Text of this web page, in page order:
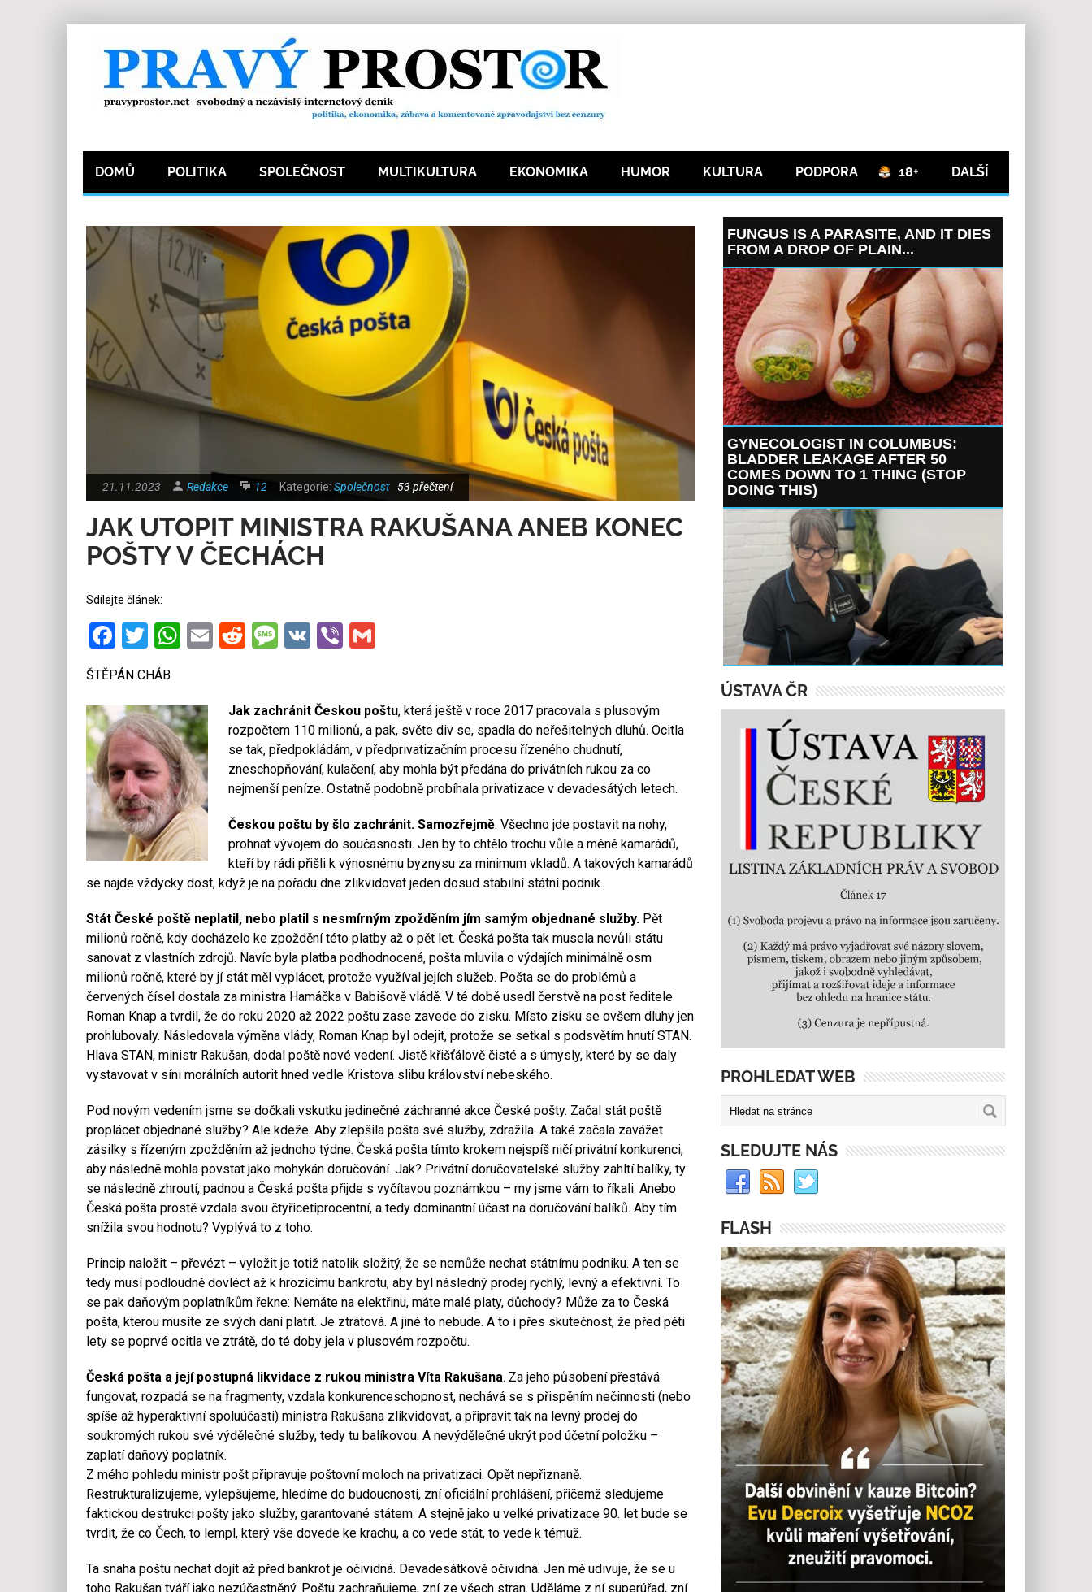
DOMŮ POLITIKA SPOLEČNOST MULTIKULTURA EKONOMIKA HUMOR KULTURA PODPORA 18+ DALŠÍ
21.11.2023 Redakce 12 Kategorie: Společnost 53 přečtení
JAK UTOPIT MINISTRA RAKUŠANA ANEB KONEC
POŠTY V ČECHÁCH
Sdílejte článek:
Facebook
Twitter
WhatsApp
EmailRedditMessage
VKViberGmail
ŠTĚPÁN CHÁB
Jak zachránit Českou poštu, která ještě v roce 2017 pracovala s plusovým
rozpočtem 110 milionů, a pak, světe div se, spadla do neřešitelných dluhů. Ocitla
se tak, předpokládám, v předprivatizačním procesu řízeného chudnutí,
zneschopňování, kulačení, aby mohla být předána do privátních rukou za co
nejmenší peníze. Ostatně podobně probíhala privatizace v devadesátých letech.
Českou poštu by šlo zachránit. Samozřejmě. Všechno jde postavit na nohy,
prohnat vývojem do současnosti. Jen by to chtělo trochu vůle a méně kamarádů,
kteří by rádi přišli k výnosnému byznysu za minimum vkladů. A takových kamarádů
se najde vždycky dost, když je na pořadu dne zlikvidovat jeden dosud stabilní státní podnik.
Stát České poště neplatil, nebo platil s nesmírným zpožděním jím samým objednané služby. Pět
milionů ročně, kdy docházelo ke zpoždění této platby až o pět let. Česká pošta tak musela nevůli státu
sanovat z vlastních zdrojů. Navíc byla platba podhodnocená, pošta mluvila o výdajích minimálně osm
milionů ročně, které by jí stát měl vyplácet, protože využíval jejích služeb. Pošta se do problémů a
červených čísel dostala za ministra Hamáčka v Babišově vládě. V té době usedl čerstvě na post ředitele
Roman Knap a tvrdil, že do roku 2020 až 2022 poštu zase zavede do zisku. Místo zisku se ovšem dluhy jen
prohlubovaly. Následovala výměna vlády, Roman Knap byl odejit, protože se setkal s podsvětím hnutí STAN.
Hlava STAN, ministr Rakušan, dodal poště nové vedení. Jistě křišťálově čisté a s úmysly, které by se daly
vystavovat v síni morálních autorit hned vedle Kristova slibu království nebeského.
Pod novým vedením jsme se dočkali vskutku jedinečné záchranné akce České pošty. Začal stát poště
proplácet objednané služby? Ale kdeže. Aby zlepšila pošta své služby, zdražila. A také začala zavážet
zásilky s řízeným zpožděním až jednoho týdne. Česká pošta tímto krokem nejspíš ničí privátní konkurenci,
aby následně mohla povstat jako mohykán doručování. Jak? Privátní doručovatelské služby zahltí balíky, ty
se následně zhroutí, padnou a Česká pošta přijde s vyčítavou poznámkou – my jsme vám to říkali. Anebo
Česká pošta prostě vzdala svou čtyřicetiprocentní, a tedy dominantní účast na doručování balíků. Aby tím
snížila svou hodnotu? Vyplývá to z toho.
Princip naložit – převézt – vyložit je totiž natolik složitý, že se nemůže nechat státnímu podniku. A ten se
tedy musí podloudně dovléct až k hrozícímu bankrotu, aby byl následný prodej rychlý, levný a efektivní. To
se pak daňovým poplatníkům řekne: Nemáte na elektřinu, máte malé platy, důchody? Může za to Česká
pošta, kterou musíte ze svých daní platit. Je ztrátová. A jiné to nebude. A to i přes skutečnost, že před pěti
lety se poprvé ocitla ve ztrátě, do té doby jela v plusovém rozpočtu.
Česká pošta a její postupná likvidace z rukou ministra Víta Rakušana. Za jeho působení přestává
fungovat, rozpadá se na fragmenty, vzdala konkurenceschopnost, nechává se s přispěním nečinnosti (nebo
spíše až hyperaktivní spoluúčasti) ministra Rakušana zlikvidovat, a připravit tak na levný prodej do
soukromých rukou své výdělečné služby, tedy tu balíkovou. A nevýdělečné ukrýt pod účetní položku –
zaplatí daňový poplatník.
Z mého pohledu ministr pošt připravuje poštovní moloch na privatizaci. Opět nepřiznaně.
Restrukturalizujeme, vylepšujeme, hledíme do budoucnosti, zní oficiální prohlášení, přičemž sledujeme
faktickou destrukci pošty jako služby, garantované státem. A stejně jako u velké privatizace 90. let bude se
tvrdit, že co Čech, to lempl, který vše dovede ke krachu, a co vede stát, to vede k témuž.
Ta snaha poštu nechat dojít až před bankrot je očividná. Devadesátkově očividná. Jen mě udivuje, že se u
toho Rakušan tváří jako nezúčastněný. Poštu zachraňujeme, zní ze všech stran. Uděláme z ní superúřad, zní
FUNGUS IS A PARASITE, AND IT DIES
FROM A DROP OF PLAIN...
GYNECOLOGIST IN COLUMBUS:
BLADDER LEAKAGE AFTER 50
COMES DOWN TO 1 THING (STOP
DOING THIS)
ÚSTAVA ČR
PROHLEDAT WEB
SLEDUJTE NÁS
FLASH